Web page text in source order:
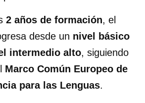
2 años de formación, el
desde un nivel básico
intermedio alto, siguiendo
Marco Común Europeo de
para las Lenguas.